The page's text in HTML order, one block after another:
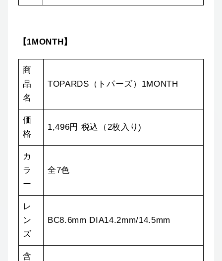
【1MONTH】
商
品
名
TOPARDS（トパーズ）1MONTH
価
格
1,496円 税込（2枚入り)
カ
ラ
ー
全7色
レ
ン
ズ
BC8.6mm DIA14.2mm/14.5mm
含